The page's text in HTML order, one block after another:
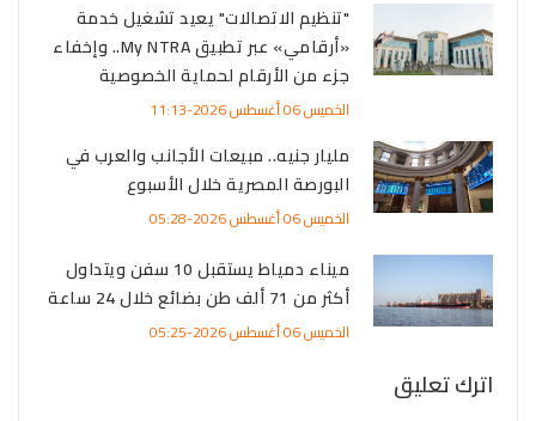
"تنظيم الاتصالات" يعيد تشغيل خدمة
«أرقامي» عبر تطبيق My NTRA.. وإخفاء
جزء من الأرقام لحماية الخصوصية
الخميس 06 أغسطس 2026-11:13
مليار جنيه.. مبيعات الأجانب والعرب في
البورصة المصرية خلال الأسبوع
الخميس 06 أغسطس 2026-05:28
ميناء دمياط يستقبل 10 سفن ويتداول
أكثر من 71 ألف طن بضائع خلال 24 ساعة
الخميس 06 أغسطس 2026-05:25
اترك تعليق